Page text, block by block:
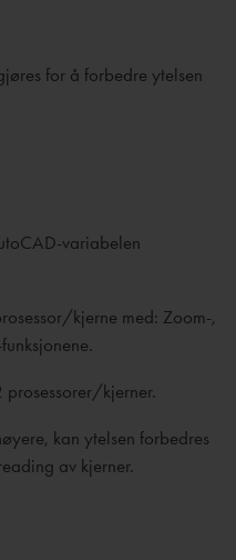
for å forbedre ytelsen
variabelen
kjerne med: Zoom-,
prosessorer/kjerner.
kan ytelsen forbedres
av kjerner.